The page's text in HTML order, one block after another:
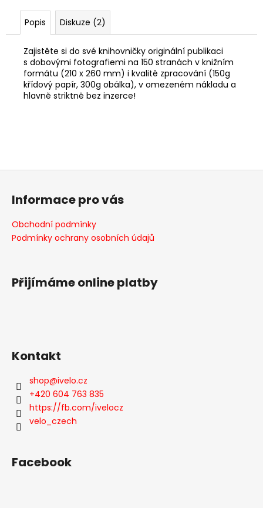
Popis Diskuze (2)
Zajistěte si do své knihovničky originální publikaci
s dobovými fotografiemi na 150 stranách v knižním
formátu (210 x 260 mm) i kvalitě zpracování (150g
křídový papír, 300g obálka), v omezeném nákladu a
hlavně striktně bez inzerce!
Z
Informace pro vás
Obchodní podmínky
Podmínky ochrany osobních údajů
Přijímáme online platby
Kontakt
shop@ivelo.cz
+420 604 763 835
https://fb.com/ivelocz
velo_czech
Facebook